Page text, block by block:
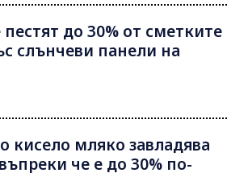
до 30% от сметките
слънчеви панели на
кисело мляко завладява
че е до 30% по-